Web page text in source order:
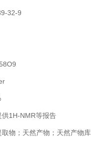
32-9
供1H-NMR等报告
取物；天然产物；天然产物库